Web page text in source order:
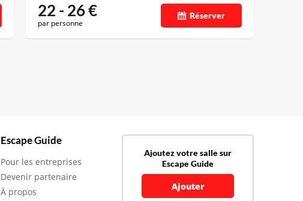
22 - 26€
par personne
Réserver
Escape Guide
Pour les entreprises
Devenir partenaire
À propos
Ajoutez votre salle sur
Escape Guide
Ajouter